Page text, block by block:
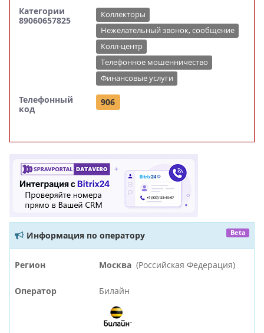
Категории
89060657825
Коллекторы
Нежелательный звонок, сообщение
Колл-центр
Телефонное мошенничество
Финансовые услуги
Телефонный
код
906
Информация по оператору Beta
Регион Москва (Российская Федерация)
Оператор Билайн